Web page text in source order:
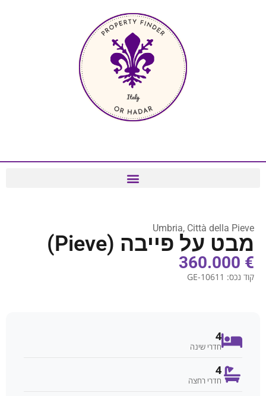
Umbria, Città della Pieve
מבט על פייבה (Pieve)
€ 360.000
קוד נכס: GE-10611
4
חדרי שינה
4
חדרי רחצה